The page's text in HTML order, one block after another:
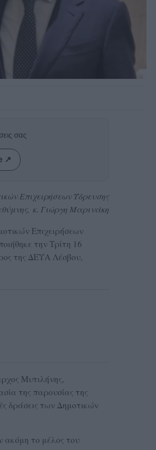
σας
↗
Επιχειρήσεων Ύδρευσης
κ. Γιώργη Μαρινάκη
Επιχειρήσεων
την Τρίτη 16
της ΔΕΥΑ Λέσβου,
Μυτιλήνης,
της παρουσίας της
δράσεις των Δημοτικών
το μέλος του